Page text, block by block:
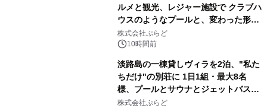
ルメと観光、レジャー施設で クラブハ
ウスのようなプールと、変わった形の
サウナも 「THE BOXY AWAJI」のお
得な素泊まり連泊プランで
株式会社ぷらど
10時間前
淡路島の一棟貸しヴィラを2泊、"私た
ちだけ"の別荘に 1日1組・最大8名
様、プールとサウナとジェットバス付
きで Villa Mon Temps AWAJIの連泊
株式会社ぷらど